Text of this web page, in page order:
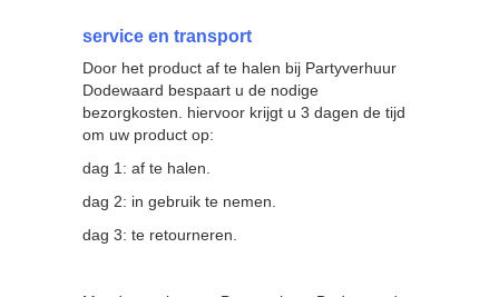
service en transport
Door het product af te halen bij Partyverhuur
Dodewaard bespaart u de nodige
bezorgkosten. hiervoor krijgt u 3 dagen de tijd
om uw product op:
dag 1: af te halen.
dag 2: in gebruik te nemen.
dag 3: te retourneren.